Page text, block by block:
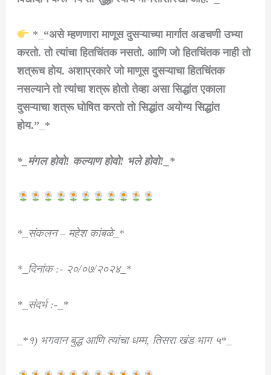
*_ “असे म्हणणारा माणूस दुसऱ्याच्या मार्गात अडचणी उभ्या
करतो. तो त्यांचा हितचिंतक नसतो. आणि जो हितचिंतक नाही तो
शत्रूच होय. अशाप्रकारे जो माणूस दुसऱ्याचा हितचिंतक
नसल्याने तो त्यांचा शत्रू होतो तेव्हा असा सिद्धांत एकाला
दुसऱ्याचा शत्रू घोषित करतो तो सिद्धांत अयोग्य सिद्धांत
होय.” _*
*_मंगल होवो! कल्याण होवो! भले होवो!_*
*_संकलन – महेश कांबळे_*
*_दिनांक :- २०/०७/२०२४_*
*_संदर्भ :-_*
_*१) भगवान बुद्ध आणि त्यांचा धम्म, तिसरा खंड भाग ५*_